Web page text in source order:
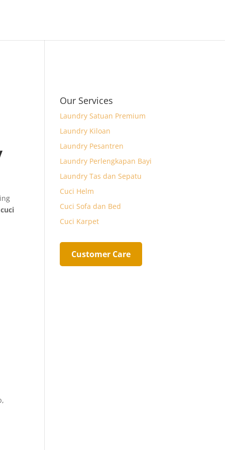
cuci
Our Services
Laundry Satuan Premium
Laundry Kiloan
Laundry Pesantren
Laundry Perlengkapan Bayi
Laundry Tas dan Sepatu
Cuci Helm
Cuci Sofa dan Bed
Cuci Karpet
Customer Care